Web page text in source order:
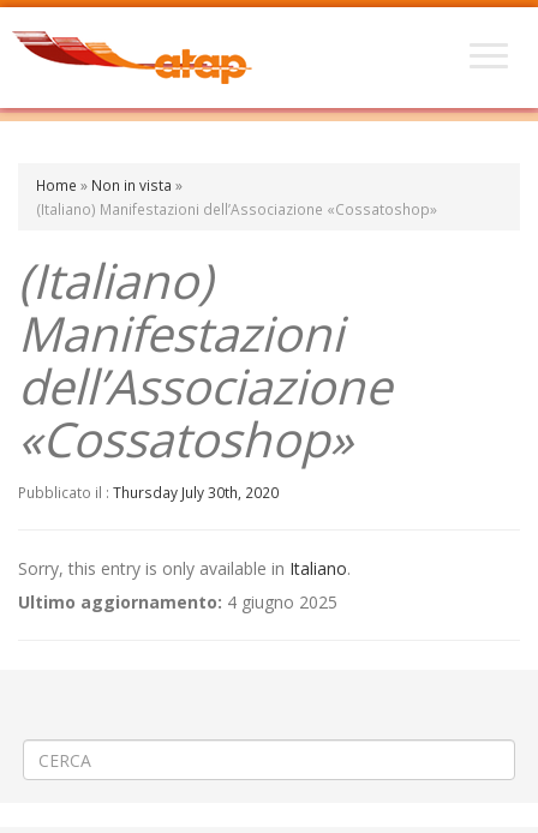
Home » Non in vista »
(Italiano) Manifestazioni dell’Associazione «Cossatoshop»
(Italiano)
Manifestazioni
dell’Associazione
«Cossatoshop»
Pubblicato il : Thursday July 30th, 2020
Sorry, this entry is only available in Italiano.
Ultimo aggiornamento: 4 giugno 2025